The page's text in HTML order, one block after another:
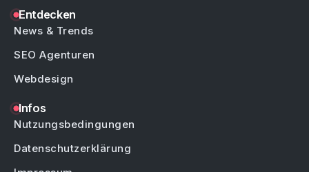
Entdecken
News & Trends
SEO Agenturen
Webdesign
Infos
Nutzungsbedingungen
Datenschutzerklärung